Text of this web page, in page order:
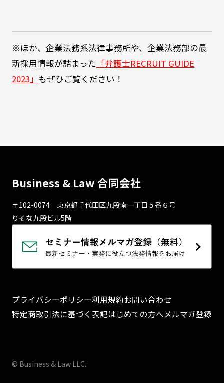
※ほか、企業法務系法律事務所や、企業法務部の最
新採用情報が詰まった 「弁護士RECRUIT GUIDE
2023」 もぜひご覧ください！
Business & Law 合同会社
〒102-0074 東京都千代⽥区九段南⼀丁⽬５番６号
りそな九段ビル5階
プライバシーポリシー利用規約お問い合わせ
特定商取引法に基づく表記はじめての方へメルマガ登録
© Business & Law LLC.